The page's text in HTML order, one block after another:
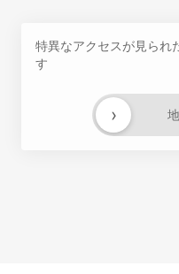
特異なアクセスが見られ
す
›